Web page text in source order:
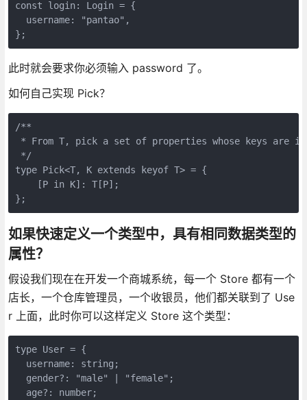
const login: Login = {
  username: "pantao",
};
此时就会要求你必须输入 password 了。
如何自己实现 Pick？
/**
* From T, pick a set of properties whose keys are
*/
type Pick<T, K extends keyof T> = {
    [P in K]: T[P];
};
如果快速定义一个类型中，具有相同数据类型的
属性？
假设我们现在在开发一个商城系统，每一个 Store 都有一个
店长，一个仓库管理员，一个收银员，他们都关联到了 Use
r 上面，此时你可以这样定义 Store 这个类型：
type User = {
  username: string;
  gender?: "male" | "female";
  age?: number;